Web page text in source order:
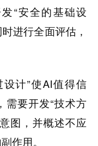
“安全的基础设
进行全面评估，
计”使AI值得信
需要开发“技术方
图，并概述不应
作用。